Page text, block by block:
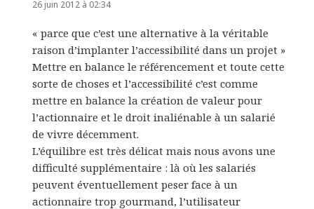
26 juin 2012 à 02:34
« parce que c’est une alternative à la véritable
raison d’implanter l’accessibilité dans un projet »
Mettre en balance le référencement et toute cette
sorte de choses et l’accessibilité c’est comme
mettre en balance la création de valeur pour
l’actionnaire et le droit inaliénable à un salarié
de vivre décemment.
L’équilibre est très délicat mais nous avons une
difficulté supplémentaire : là où les salariés
peuvent éventuellement peser face à un
actionnaire trop gourmand, l’utilisateur